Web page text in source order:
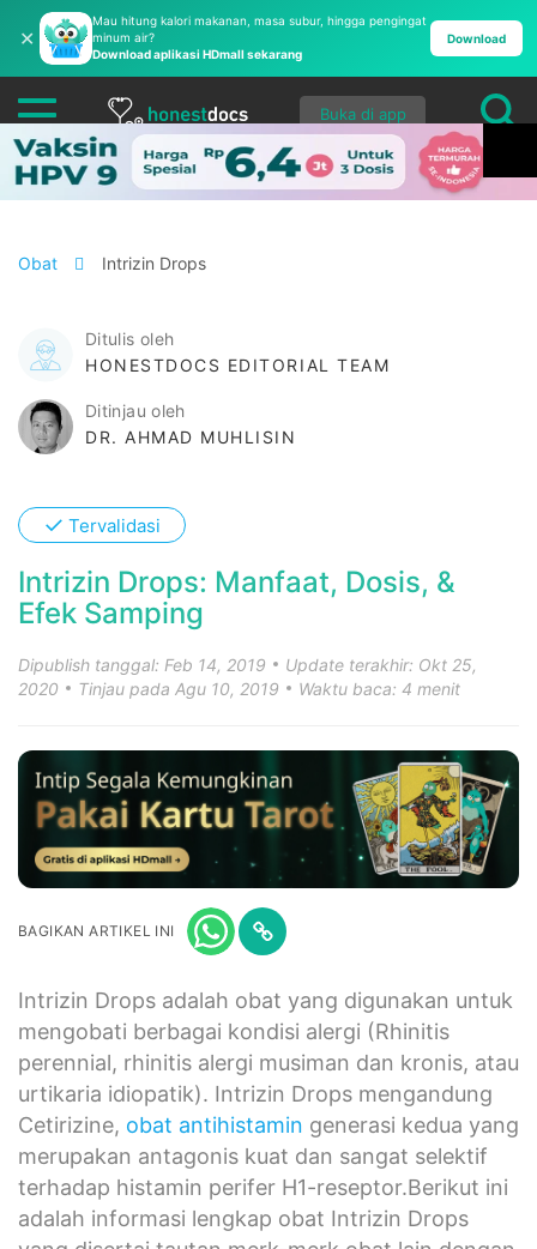
✕
Mau hitung kalori makanan, masa subur, hingga pengingat
minum air?
Download aplikasi HDmall sekarang
Download
Buka di app
Obat Intrizin Drops
Ditulis oleh
HONESTDOCS EDITORIAL TEAM
Ditinjau oleh
DR. AHMAD MUHLISIN
✓ Tervalidasi
Intrizin Drops: Manfaat, Dosis, &
Efek Samping
Dipublish tanggal: Feb 14, 2019
Update terakhir: Okt 25,
2020
Tinjau pada Agu 10, 2019 Waktu baca: 4 menit
BAGIKAN ARTIKEL INI
Intrizin Drops adalah obat yang digunakan untuk
mengobati berbagai kondisi alergi (Rhinitis
perennial, rhinitis alergi musiman dan kronis, atau
urtikaria idiopatik). Intrizin Drops mengandung
Cetirizine, obat antihistamin generasi kedua yang
merupakan antagonis kuat dan sangat selektif
terhadap histamin perifer H1-reseptor.Berikut ini
adalah informasi lengkap obat Intrizin Drops